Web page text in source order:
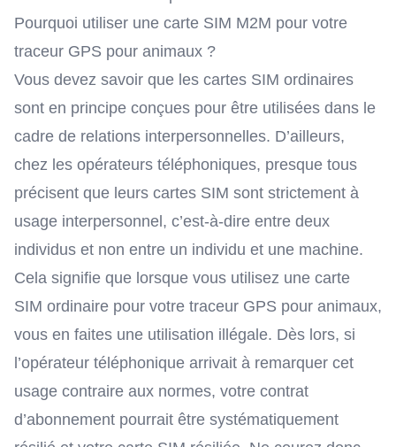
Pourquoi utiliser une carte SIM M2M pour votre
traceur GPS pour animaux ?
Vous devez savoir que les cartes SIM ordinaires
sont en principe conçues pour être utilisées dans le
cadre de relations interpersonnelles. D’ailleurs,
chez les opérateurs téléphoniques, presque tous
précisent que leurs cartes SIM sont strictement à
usage interpersonnel, c’est-à-dire entre deux
individus et non entre un individu et une machine.
Cela signifie que lorsque vous utilisez une carte
SIM ordinaire pour votre traceur GPS pour animaux,
vous en faites une utilisation illégale. Dès lors, si
l’opérateur téléphonique arrivait à remarquer cet
usage contraire aux normes, votre contrat
d’abonnement pourrait être systématiquement